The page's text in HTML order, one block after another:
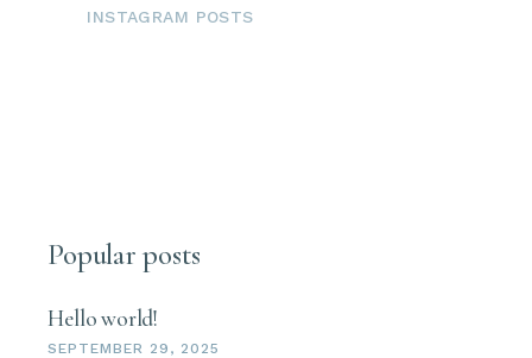
INSTAGRAM POSTS
Popular posts
Hello world!
SEPTEMBER 29, 2025